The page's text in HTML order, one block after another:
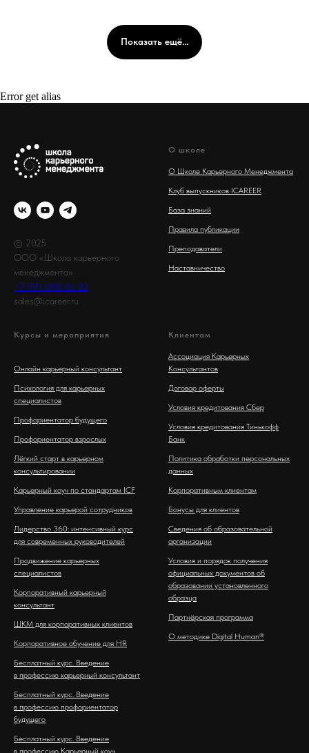
Показать ещё...
Error get alias
© 2025
ООО «Школа карьерного
менеджмента»
+7 991 898 86 83
sales@icareer.ru
О школе
О Школе Карьерного Менеджмента
Клуб выпускников ICAREER
База знаний
Правила публикации
Преподаватели
Наставничество
Курсы и мероприятия
Онлайн карьерный консультант
Психология для карьерных
специалистов
Профориентатор будущего
Профориентатор взрослых
Лёгкий старт в карьерном
консультировании
Карьерный коуч по стандартам ICF
Управление карьерой сотрудников
Лидерство 360: интенсивный курс
для современных руководителей
Продвижение карьерных
специалистов
Корпоративный карьерный
консультант
ШКМ для корпоративных клиентов
Корпоративное обучение для HR
Бесплатный курс. Введение
в профессию карьерный консультант
Бесплатный курс. Введение
в профессию профориентатор
будущего
Бесплатный курс. Введение
в профессию Карьерный коуч
Клиентам
Ассоциация Карьерных
Консультантов
Договор оферты
Условия кредитования Сбер
Условия кредитования Тинькофф
Банк
Политика обработки персональных
данных
Корпоративным клиентам
Бонусы для клиентов
Сведения об образовательной
организации
Условия и порядок получения
официальных документов об
образовании установленного
образца
Партнёрская программа
О методике Digital Human®